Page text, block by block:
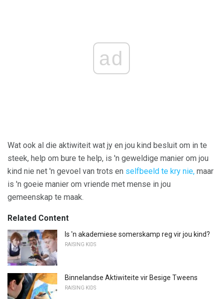
ad
Wat ook al die aktiwiteit wat jy en jou kind besluit om in te
steek, help om bure te help, is 'n geweldige manier om jou
kind nie net 'n gevoel van trots en selfbeeld te kry nie, maar
is 'n goeie manier om vriende met mense in jou
gemeenskap te maak.
Related Content
Is 'n akademiese somerskamp reg vir jou kind?
RAISING KIDS
Binnelandse Aktiwiteite vir Besige Tweens
RAISING KIDS